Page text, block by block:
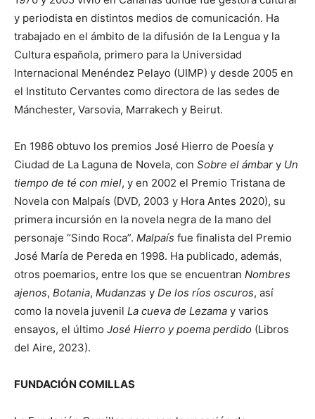
y periodista en distintos medios de comunicación. Ha
trabajado en el ámbito de la difusión de la Lengua y la
Cultura española, primero para la Universidad
Internacional Menéndez Pelayo (UIMP) y desde 2005 en
el Instituto Cervantes como directora de las sedes de
Mánchester, Varsovia, Marrakech y Beirut.
En 1986 obtuvo los premios José Hierro de Poesía y
Ciudad de La Laguna de Novela, con Sobre el ámbar y Un
tiempo de té con miel, y en 2002 el Premio Tristana de
Novela con Malpaís (DVD, 2003 y Hora Antes 2020), su
primera incursión en la novela negra de la mano del
personaje “Sindo Roca”. Malpaís fue finalista del Premio
José María de Pereda en 1998. Ha publicado, además,
otros poemarios, entre los que se encuentran Nombres
ajenos, Botania, Mudanzas y De los ríos oscuros, así
como la novela juvenil La cueva de Lezama y varios
ensayos, el último José Hierro y poema perdido (Libros
del Aire, 2023).
FUNDACIÓN COMILLAS